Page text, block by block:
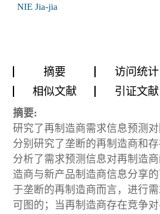
NIE Jia-jia
摘要 访问统计
相似文献
引证文献
摘要:
研究了再制造商需求信息预测对
分别研究了垄断的再制造商和存
分析了需求预测信息对再制造
造商与新产品制造商信息分享
于垄断的再制造商而言，进行
可图的；当再制造商存在竞争